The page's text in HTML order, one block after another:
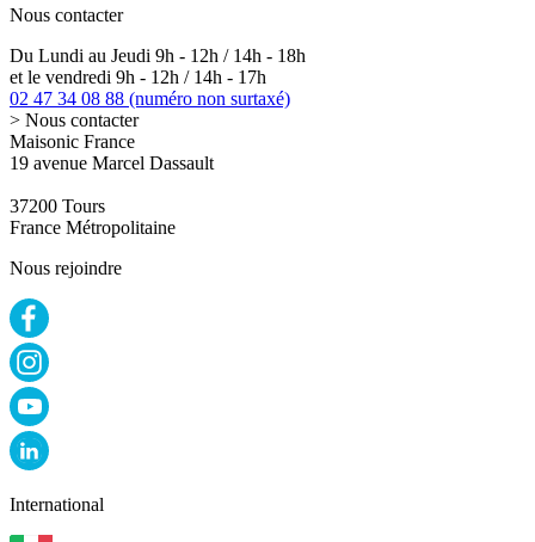
Nous contacter
Du Lundi au Jeudi 9h - 12h / 14h - 18h
et le vendredi 9h - 12h / 14h - 17h
02 47 34 08 88 (numéro non surtaxé)
> Nous contacter
Maisonic France
19 avenue Marcel Dassault
37200 Tours
France Métropolitaine
Nous rejoindre
International